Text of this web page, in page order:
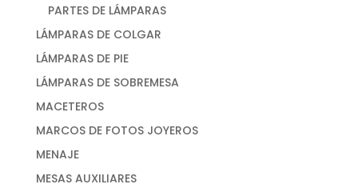
PARTES DE LÁMPARAS
LÁMPARAS DE COLGAR
LÁMPARAS DE PIE
LÁMPARAS DE SOBREMESA
MACETEROS
MARCOS DE FOTOS JOYEROS
MENAJE
MESAS AUXILIARES